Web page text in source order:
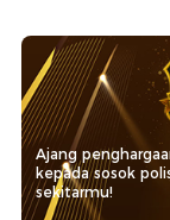
Ajang
kepada sosok
sekitarmu!